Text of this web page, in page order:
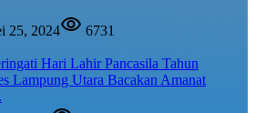
25, 2024
6731
Hari Lahir Pancasila Tahun
Lampung Utara Bacakan Amanat